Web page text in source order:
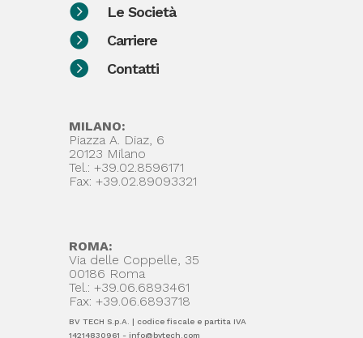
 Le Società
 Carriere
 Contatti
MILANO:
Piazza A. Diaz, 6
20123 Milano
Tel.: +39.02.8596171
Fax: +39.02.89093321
ROMA:
Via delle Coppelle, 35
00186 Roma
Tel.: +39.06.6893461
Fax: +39.06.6893718
BV TECH S.p.A. | codice fiscale e partita IVA
14214830961 - info@bvtech.com